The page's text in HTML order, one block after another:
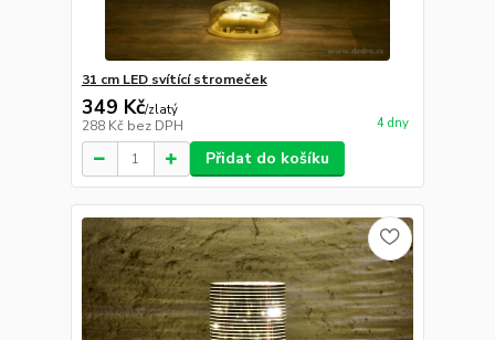
31 cm LED svítící stromeček
349 Kč/zlatý
288 Kč bez DPH 4 dny
Přidat do košíku